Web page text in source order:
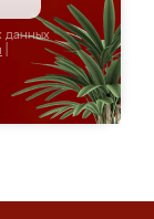
данных